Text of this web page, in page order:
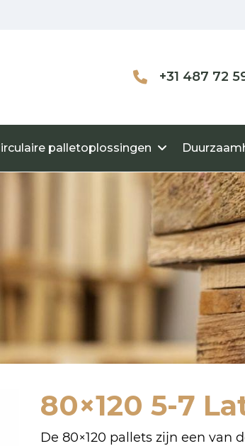
+31 487 72
palletoplossingen
80×120 5-7
De 80×120 pallets zijn een van